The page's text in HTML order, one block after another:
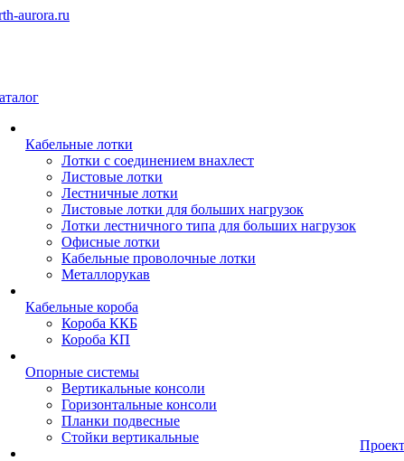
aurora.ru
Кабельные лотки
Лотки с соединением внахлест
Листовые лотки
Лестничные лотки
Листовые лотки для больших нагрузок
Лотки лестничного типа для больших нагрузок
Офисные лотки
Кабельные проволочные лотки
Металлорукав
Кабельные короба
Короба ККБ
Короба КП
Опорные системы
Вертикальные консоли
Горизонтальные консоли
Планки подвесные
Стойки вертикальные